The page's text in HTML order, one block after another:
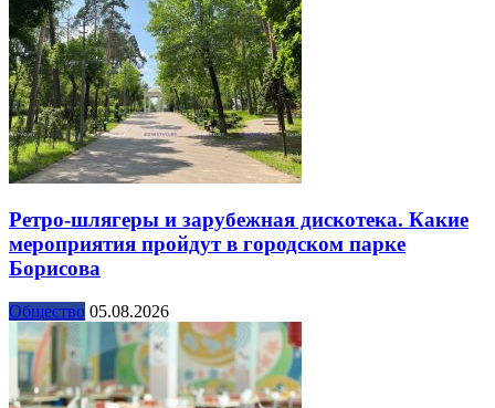
Ретро-шлягеры и зарубежная дискотека. Какие
мероприятия пройдут в городском парке
Борисова
Общество 05.08.2026